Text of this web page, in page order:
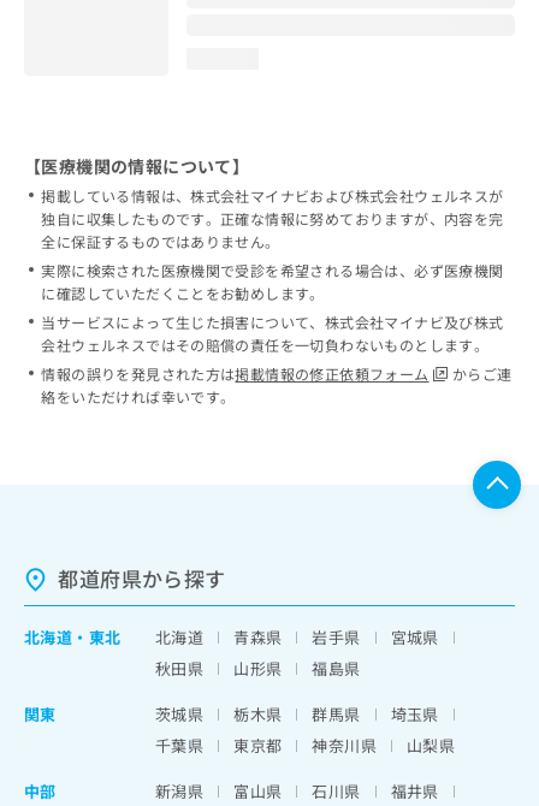
【医療機関の情報について】
掲載している情報は、株式会社マイナビおよび株式会社ウェルネスが
独自に収集したものです。正確な情報に努めておりますが、内容を完
全に保証するものではありません。
実際に検索された医療機関で受診を希望される場合は、必ず医療機関
に確認していただくことをお勧めします。
当サービスによって生じた損害について、株式会社マイナビ及び株式
会社ウェルネスではその賠償の責任を一切負わないものとします。
情報の誤りを発見された方は掲載情報の修正依頼フォーム
からご連
絡をいただければ幸いです。
都道府県から探す
北海道 ・ 東北 北海道 青森県 岩手県
宮城県
秋田県
山形県
福島県
関東
茨城県 栃木県 群馬県
埼玉県
千葉県
東京都 神奈川県
山梨県
中部
新潟県 富山県 石川県
福井県